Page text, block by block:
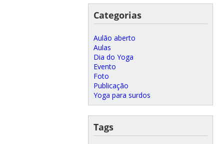
Categorias
Aulão aberto
Aulas
Dia do Yoga
Evento
Foto
Publicação
Yoga para surdos
Tags